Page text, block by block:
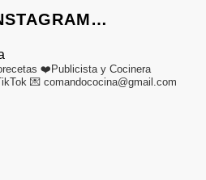
❤️Publicista y Cocinera
💌 comandococina@gmail.com